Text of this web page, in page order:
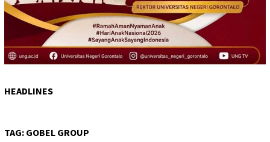
HEADLINES
TAG: GOBEL GROUP